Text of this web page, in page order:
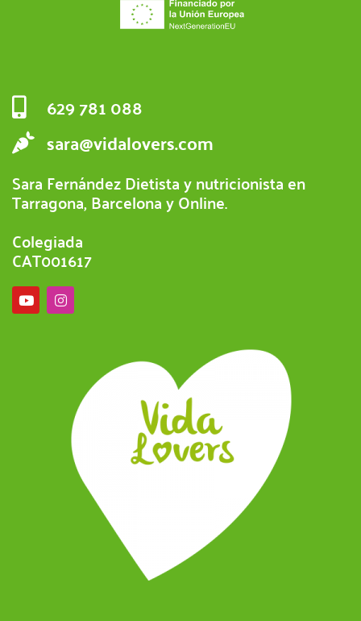
629 781 088
sara@vidalovers.com
Sara Fernández Dietista y nutricionista en
Tarragona, Barcelona y Online.
Colegiada
CAT001617